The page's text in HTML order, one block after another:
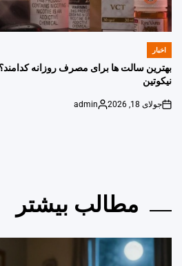
POSTED
اخبار
بهترین سالت ها برای مصرف روزانه
نیکوتین
on
جولای 18, 2026
Posted
admin
مطالب بیشتر